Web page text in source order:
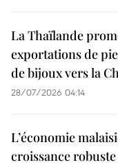
La Thaïlande
exportations de
de bijoux vers la
28/07/2026 04:14
L’économie
croissance